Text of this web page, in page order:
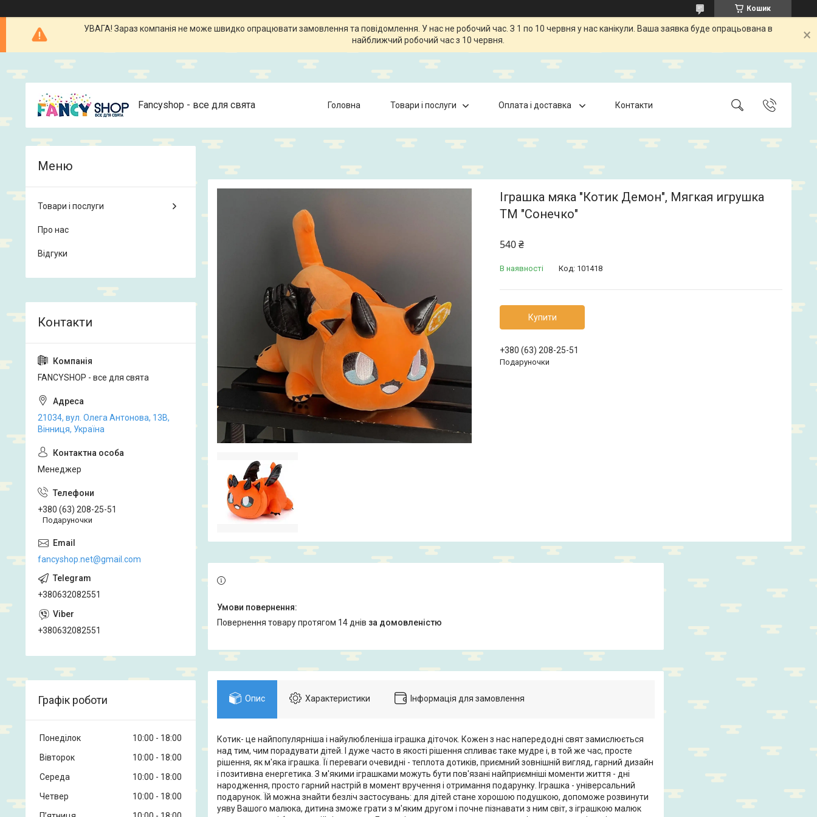
Кошик
УВАГА! Зараз компанія не може швидко опрацювати замовлення та повідомлення. У нас не робочий час. З 1 по 10 червня у нас канікули. Ваша заявка буде опрацьована в
найближчий робочий час з 10 червня.
Fancyshop - все для свята Головна Товари і послуги Оплата і доставка Контакти
Іграшка мяка "Котик Демон", Мягкая игрушка
ТМ "Сонечко"
540 ₴
В наявності Код: 101418
Купити
+380 (63) 208-25-51
Подаруночки
повернення товару протягом 14 днів за домовленістю
Опис Характеристики Інформація для замовлення
Котик- це найпопулярніша і найулюбленіша іграшка діточок. Кожен з нас напередодні свят замислюється
над тим, чим порадувати дітей. І дуже часто в якості рішення спливає таке мудре і, в той же час, просте
рішення, як м'яка іграшка. Її переваги очевидні - теплота дотиків, приємний зовнішній вигляд, гарний дизайн
і позитивна енергетика. З м'якими іграшками можуть бути пов'язані найприємніші моменти життя - дні
народження, просто гарний настрій в момент вручення і отримання подарунку. Іграшка - універсальний
подарунок. Їй можна знайти безліч застосувань: для дітей стане хорошою подушкою, допоможе розвинути
уяву Вашого малюка, дитина зможе грати з м'яким другом і почне пізнавати з ним світ, з іграшкою малюк
Товари і послуги
Про нас
Відгуки
FANCYSHOP - все для свята
21034, вул. Олега Антонова, 13В,
Вінниця, Україна
Менеджер
+380 (63) 208-25-51
Подаруночки
fancyshop.net@gmail.com
+380632082551
+380632082551
Графік роботи
Понеділок 10:00
18:00
Вівторок
10:00
18:00
Середа
10:00
18:00
Четвер
10:00
18:00